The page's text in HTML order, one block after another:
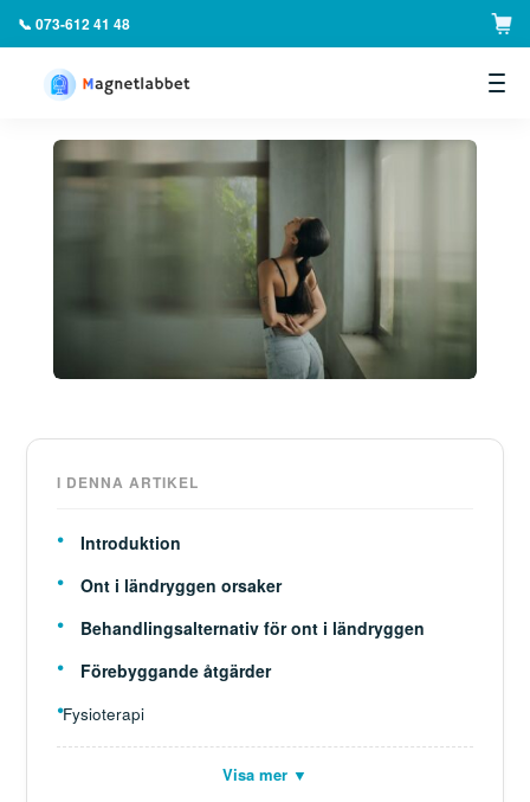
📞 073-612 41 48
I DENNA ARTIKEL
Introduktion
Ont i ländryggen orsaker
Behandlingsalternativ för ont i ländryggen
Förebyggande åtgärder
Fysioterapi
Visa mer ▼